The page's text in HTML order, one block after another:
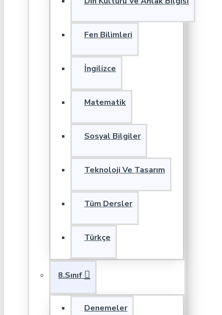
Fen Bilimleri
İngilizce
Matematik
Sosyal Bilgiler
Teknoloji Ve Tasarım
Tüm Dersler
Türkçe
8.Sınıf
Denemeler